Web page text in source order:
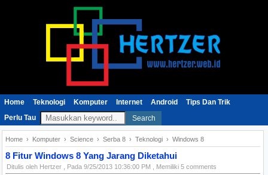
Home Teknologi Komputer Internet Android
Tips Dan Trik
Perlu Tau
Search
Home › Komputer › Science › Serba 8 › Teknologi › Windows 8
8 Fitur Windows 8 Yang Jarang Diketahui
Ditulis oleh Hertzer , Pada 9/25/2013 10:36:00 PM , Memiliki 5 comments